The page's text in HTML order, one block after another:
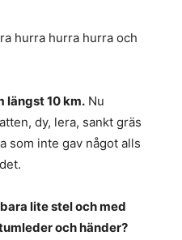
hurra hurra hurra och
längst 10 km. Nu
dy, lera, sankt gräs
som inte gav något alls
lite stel och med
och händer?